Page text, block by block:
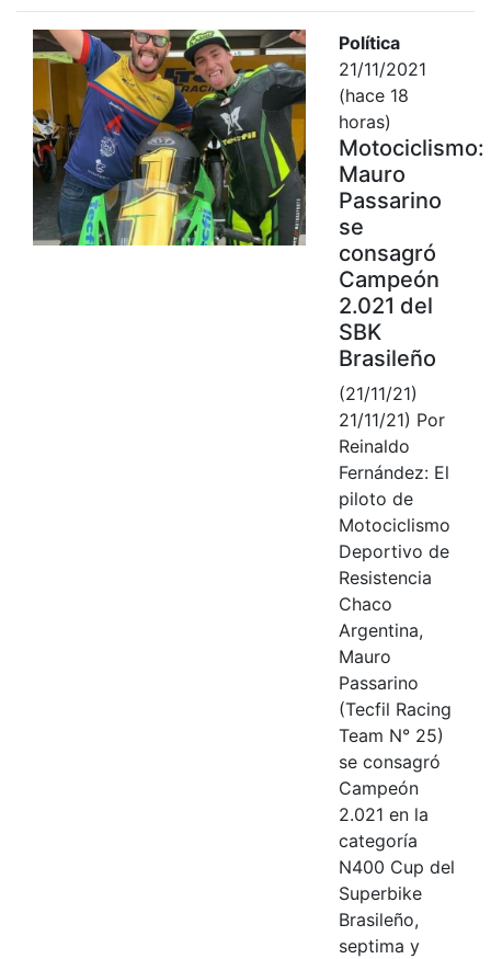
Política
21/11/2021
(hace 18
horas)
Motociclismo:
Mauro
Passarino
se
consagró
Campeón
2.021 del
SBK
Brasileño
(21/11/21)
21/11/21) Por
Reinaldo
Fernández: El
piloto de
Motociclismo
Deportivo de
Resistencia
Chaco
Argentina,
Mauro
Passarino
(Tecfil Racing
Team N° 25)
se consagró
Campeón
2.021 en la
categoría
N400 Cup del
Superbike
Brasileño,
septima y